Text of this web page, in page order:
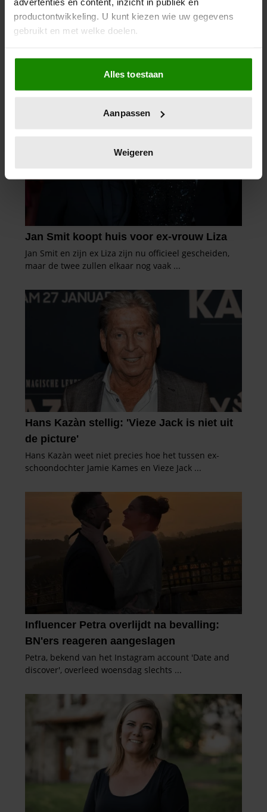
productontwikkeling. U kunt kiezen wie uw gegevens
gebruikt en met welke doelen.
Als u het toestaat, willen we ook graag:
Informatie verzamelen over uw geografische
locatie, die tot een paar meter nauwkeurig kan zijn
scannen op specifieke eigenschappen (fingerprinting)
verwerkt en stel uw voorkeuren in het
intrekken in de Cookieverklaring.
We gebruiken cookies om content en advertenties te
personaliseren, om functies voor social media te bieden
en om ons websiteverkeer te analyseren. Ook delen we
informatie over uw gebruik van onze site met onze
partners voor social media, adverteren en analyse. Deze
informatie die u aan ze heeft verstrekt of die ze hebben
verzameld op basis van uw gebruik van hun services. U
gaat akkoord met onze cookies als u onze website blijft
Alles toestaan
Aanpassen
Weigeren